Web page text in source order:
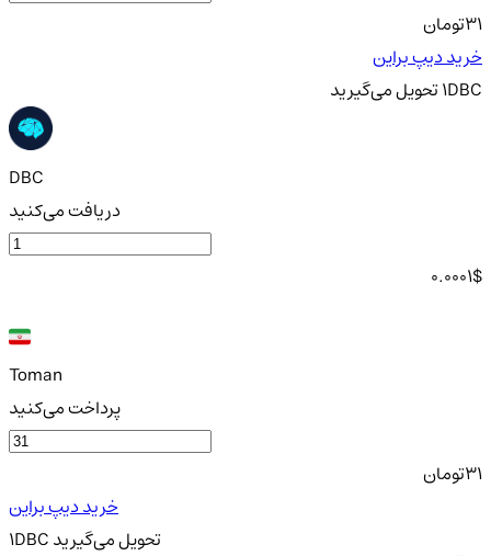
31تومان
خرید دیپ براین
1DBCتحویلمی‌گیرید
DBC
دریافت می‌کنید
0.0001$
Toman
پرداخت می‌کنید
31تومان
خرید دیپ براین
1DBC تحویلمی‌گیرید